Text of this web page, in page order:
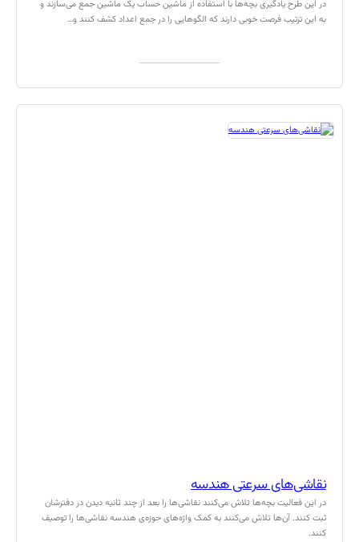
در این طرح یادگیری بچه‌ها با استفاده از ماشین حساب یک ماشین جمع می‌سازند و
به این ترتیب فرصت خوبی دارند که الگوهایی را در جمع اعداد کشف کنند و…
نقاشی‌های سرعتی هندسه
در این فعالیت بچه‌ها تلاش می‌کنند نقاشی‌ها را بعد از چند ثانیه دیدن در دفترشان
ثبت کنند. آن‌ها تلاش می‌کنند به کمک واژه‌های حوزه‌ی هندسه نقاشی‌ها را توصیف
کنند.